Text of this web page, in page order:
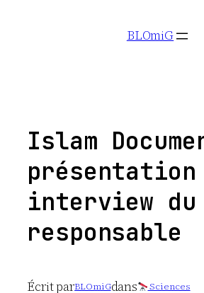
BLOmiG
Islam
interview du
responsable
Écrit parBLOmiGdans Sciences